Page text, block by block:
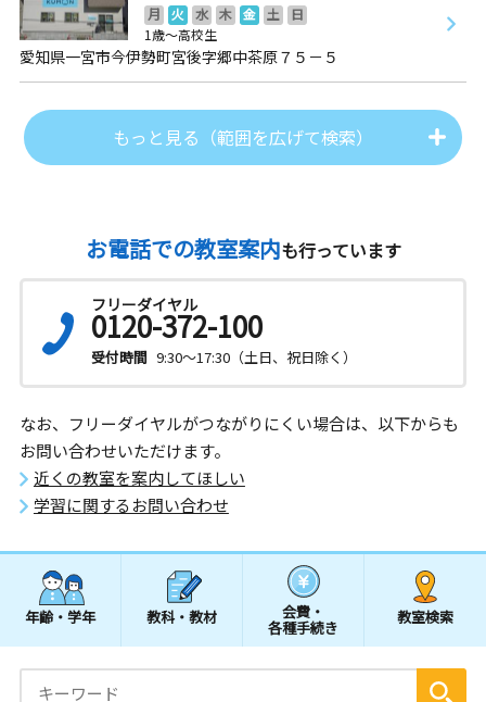
月 火 水 木 金 土
日
1歳～高校生
愛知県一宮市今伊勢町宮後字郷中茶原７５－５
もっと見る（範囲を広げて検索）
お電話での教室案内も行っています
フリーダイヤル
0120-372-100
受付時間 9:30～17:30（土日、祝日除く）
なお、フリーダイヤルがつながりにくい場合は、以下からも
お問い合わせいただけます。
近くの教室を案内してほしい
学習に関するお問い合わせ
年齢・学年 教科・教材 会費・
各種手続き
教室検索